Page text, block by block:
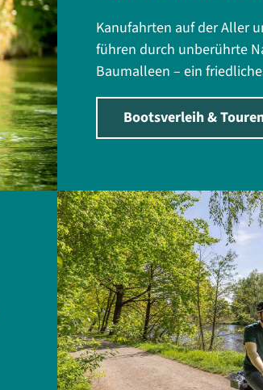
Kanufahrten auf der Aller
führen durch unberührte
Baumalleen – ein
Bootsverleih &